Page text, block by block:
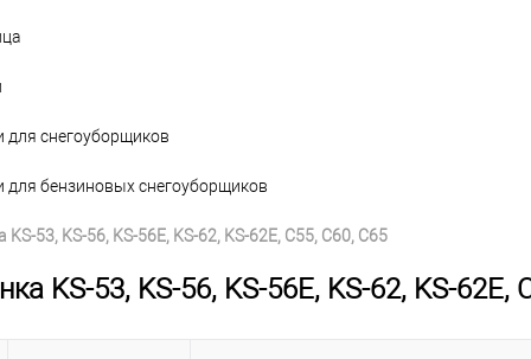
для снегоуборщиков
для бензиновых снегоуборщиков
53, KS-56, KS-56E, KS-62, KS-62E, C55, С60, C65
KS-53, KS-56, KS-56E, KS-62, KS-62E,